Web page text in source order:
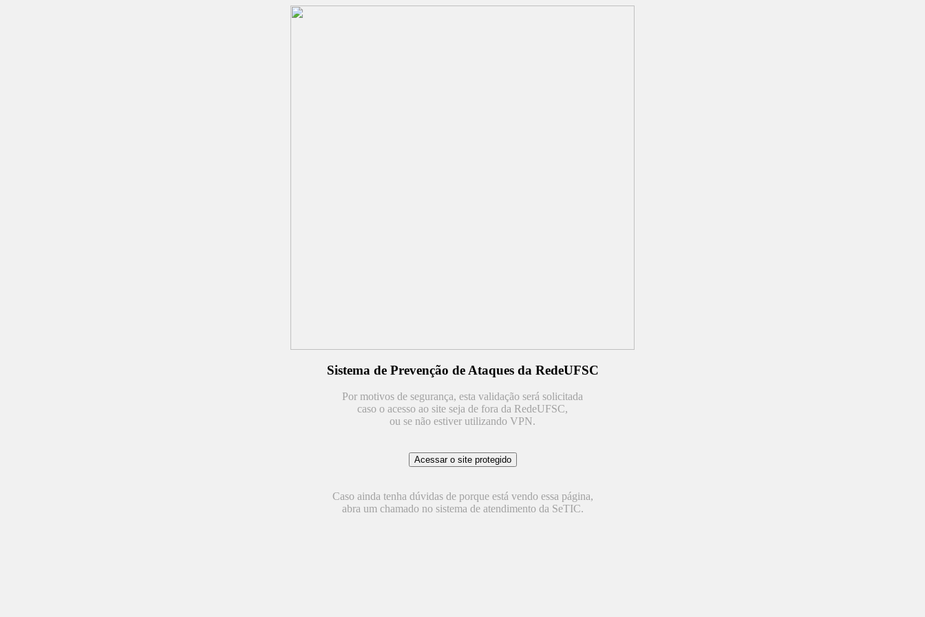
Sistema de Prevenção de Ataques da RedeUFSC
Por motivos de segurança, esta validação será solicitada
caso o acesso ao site seja de fora da RedeUFSC,
ou se não estiver utilizando VPN.
Caso ainda tenha dúvidas de porque está vendo essa página,
abra um chamado no sistema de atendimento da SeTIC.